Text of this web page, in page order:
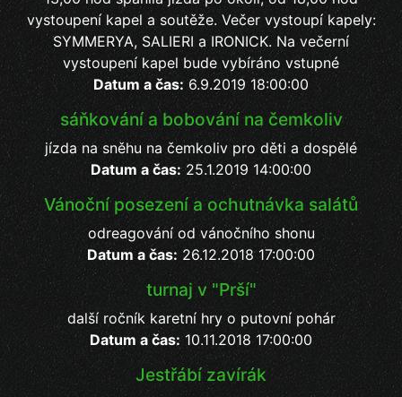
vystoupení kapel a soutěže. Večer vystoupí kapely:
SYMMERYA, SALIERI a IRONICK. Na večerní
vystoupení kapel bude vybíráno vstupné
Datum a čas: 6.9.2019 18:00:00
sáňkování a bobování na čemkoliv
jízda na sněhu na čemkoliv pro děti a dospělé
Datum a čas:25.1.2019 14:00:00
Vánoční posezení a ochutnávka salátů
odreagování od vánočního shonu
Datum a čas: 26.12.2018 17:00:00
turnaj v "Prší"
další ročník karetní hry o putovní pohár
Datum a čas: 10.11.2018 17:00:00
Jestřábí zavírák